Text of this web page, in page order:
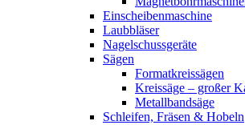
Einscheibenmaschine
Laubbläser
Nagelschussgeräte
Sägen
Formatkreissägen
Kreissäge – großer
Metallbandsäge
Schleifen, Fräsen & Hobeln